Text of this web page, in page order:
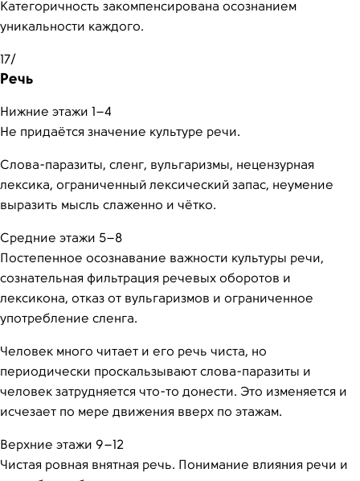
Категоричность закомпенсирована осознанием
уникальности каждого.
17/
Речь
Нижние этажи 1–4
Не придаётся значение культуре речи.
Слова-паразиты, сленг, вульгаризмы, нецензурная
лексика, ограниченный лексический запас, неумение
выразить мысль слаженно и чётко.
Средние этажи 5–8
Постепенное осознавание важности культуры речи,
сознательная фильтрация речевых оборотов и
лексикона, отказ от вульгаризмов и ограниченное
употребление сленга.
Человек много читает и его речь чиста, но
периодически проскальзывают слова-паразиты и
человек затрудняется что-то донести. Это изменяется и
исчезает по мере движения вверх по этажам.
Верхние этажи 9–12
Чистая ровная внятная речь. Понимание влияния речи и